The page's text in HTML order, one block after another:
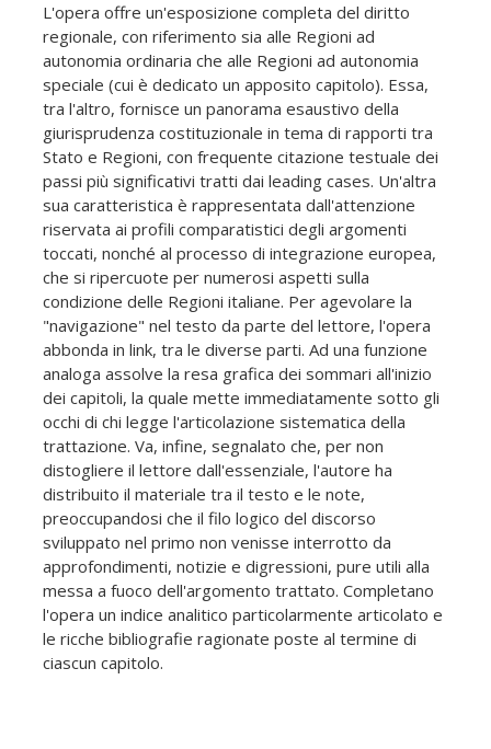
L'opera offre un'esposizione completa del diritto
regionale, con riferimento sia alle Regioni ad
autonomia ordinaria che alle Regioni ad autonomia
speciale (cui è dedicato un apposito capitolo). Essa,
tra l'altro, fornisce un panorama esaustivo della
giurisprudenza costituzionale in tema di rapporti tra
Stato e Regioni, con frequente citazione testuale dei
passi più significativi tratti dai leading cases. Un'altra
sua caratteristica è rappresentata dall'attenzione
riservata ai profili comparatistici degli argomenti
toccati, nonché al processo di integrazione europea,
che si ripercuote per numerosi aspetti sulla
condizione delle Regioni italiane. Per agevolare la
"navigazione" nel testo da parte del lettore, l'opera
abbonda in link, tra le diverse parti. Ad una funzione
analoga assolve la resa grafica dei sommari all'inizio
dei capitoli, la quale mette immediatamente sotto gli
occhi di chi legge l'articolazione sistematica della
trattazione. Va, infine, segnalato che, per non
distogliere il lettore dall'essenziale, l'autore ha
distribuito il materiale tra il testo e le note,
preoccupandosi che il filo logico del discorso
sviluppato nel primo non venisse interrotto da
approfondimenti, notizie e digressioni, pure utili alla
messa a fuoco dell'argomento trattato. Completano
l'opera un indice analitico particolarmente articolato e
le ricche bibliografie ragionate poste al termine di
ciascun capitolo.